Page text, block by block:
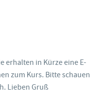
erhalten in Kürze eine E-
zum Kurs. Bitte schauen
Lieben Gruß